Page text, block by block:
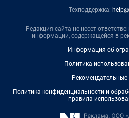
Техподдержка:
Редакция сайта не несет
информации, содержащейся в
Информация об
Политика
Политика конфиденциальности и
правила